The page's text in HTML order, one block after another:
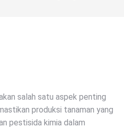
salah satu aspek penting
produksi tanaman yang
pestisida kimia dalam